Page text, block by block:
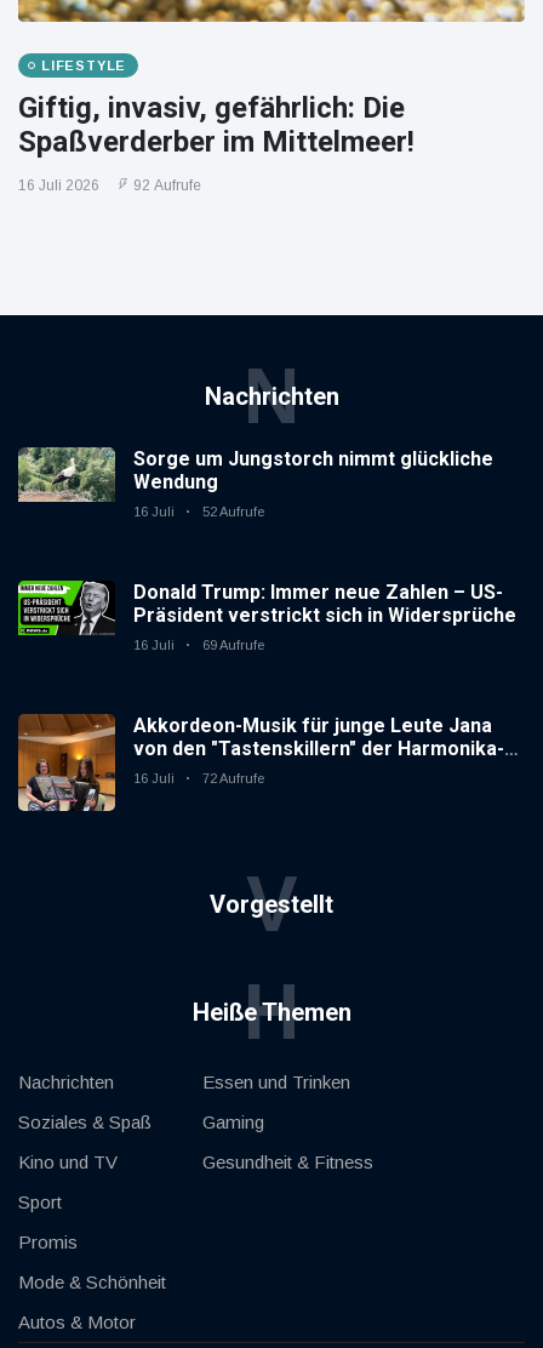
LIFESTYLE
Giftig, invasiv, gefährlich: Die
Spaßverderber im Mittelmeer!
16 Juli 2026 92 Aufrufe
Nachrichten
N
Sorge um Jungstorch nimmt glückliche
Wendung
16 Juli 52 Aufrufe
Donald Trump: Immer neue Zahlen – US-
Präsident verstrickt sich in Widersprüche
16 Juli 69 Aufrufe
Akkordeon-Musik für junge Leute Jana
von den "Tastenskillern" der Harmonika-
Vereinigung Gaggenau zeigt, wie "jung"
16 Juli 72 Aufrufe
Vorgestellt
V
Heiße Themen
H
Nachrichten
Soziales & Spaß
Kino und TV
Sport
Promis
Mode & Schönheit
Autos & Motor
Essen und Trinken
Gaming
Gesundheit & Fitness